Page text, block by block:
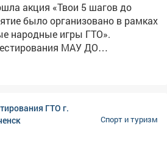
акция «Твои 5 шагов до
было организовано в рамках
народные игры ГТО».
МАУ ДО
провели для молодых людей
лет подробный инструктаж.
ГТО г.
Спорт и туризм